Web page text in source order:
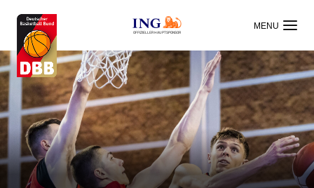
OFFIZIELLER HAUPTSPONSOR